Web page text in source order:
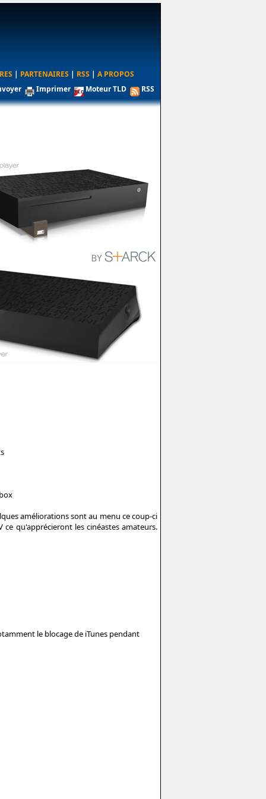
| PARTENAIRES | RSS | A PROPOS
Imprimer Moteur TLD RSS
améliorations sont au menu ce coup-ci
qu'apprécieront les cinéastes amateurs.
le blocage de iTunes pendant